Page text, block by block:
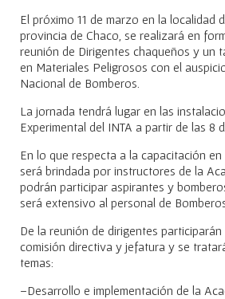
El próximo 11 de marzo en la localidad
provincia de Chaco, se realizará en
reunión de Dirigentes chaqueños y un
en Materiales Peligrosos con el
Nacional de Bomberos.
La jornada tendrá lugar en las
Experimental del INTA a partir de las 8
En lo que respecta a la capacitación
será brindada por instructores de la
podrán participar aspirantes y
será extensivo al personal de
De la reunión de dirigentes
comisión directiva y jefatura y se
temas:
–Desarrollo e implementación de la